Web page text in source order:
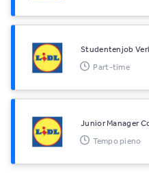
Studentenjob
Part-time
Junior Manager
Tempo pieno